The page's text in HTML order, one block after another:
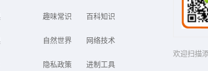
趣味常识 百科知识
自然世界 网络技术
隐私政策 进制工具
欢迎扫描